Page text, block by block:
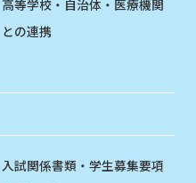
高等学校・自治体・医療機関
との連携
入試関係書類・学生募集要項